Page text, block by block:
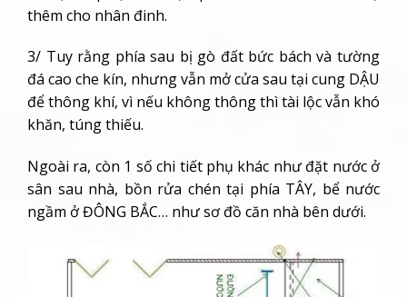
thêm cho nhân đinh.
3/ Tuy rằng phía sau bị gò đất bức bách và tường
đá cao che kín, nhưng vẫn mở cửa sau tại cung DẬU
để thông khí, vì nếu không thông thì tài lộc vẫn khó
khăn, túng thiếu.
Ngoài ra, còn 1 số chi tiết phụ khác như đặt nước ở
sân sau nhà, bồn rửa chén tại phía TÂY, bể nước
ngầm ở ĐÔNG BẮC… như sơ đồ căn nhà bên dưới.